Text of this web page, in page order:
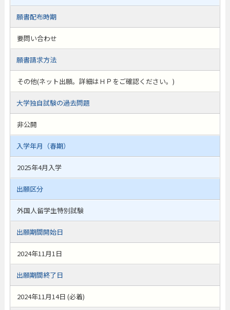
願書配布時期
要問い合わせ
願書請求方法
その他(ネット出願。詳細はＨＰをご確認ください。)
大学独自試験の過去問題
非公開
入学年月（春期）
2025年4月入学
出願区分
外国人留学生特別試験
出願期間開始日
2024年11月1日
出願期間終了日
2024年11月14日 (必着)